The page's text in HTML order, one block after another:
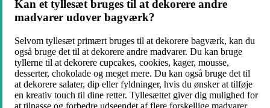
Kan et tyllesæt bruges til at dekorere andre
madvarer udover bagværk?
Selvom tyllesæt primært bruges til at dekorere bagværk, kan du
også bruge det til at dekorere andre madvarer. Du kan bruge
tyllerne til at dekorere cupcakes, cookies, kager, mousse,
desserter, chokolade og meget mere. Du kan også bruge det til
at dekorere salater, dip eller fyldninger, hvis du ønsker at tilføje
en kreativ touch til dine retter. Tyllesættet giver dig mulighed for